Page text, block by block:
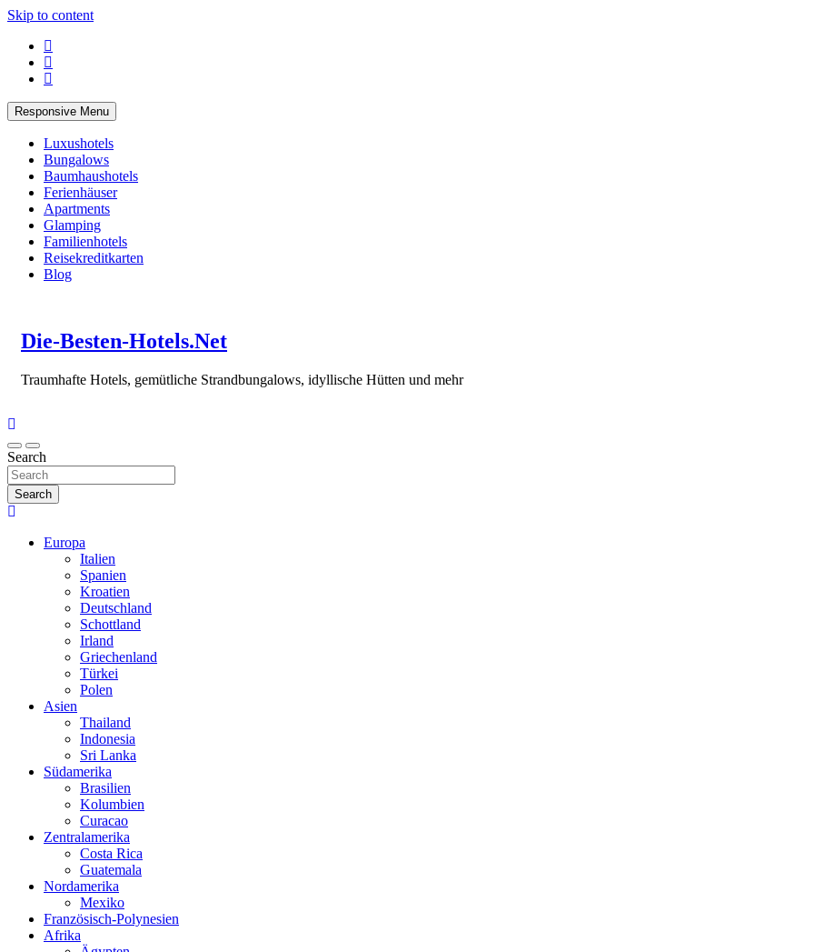
Skip to content
Responsive Menu
Luxushotels
Bungalows
Baumhaushotels
Ferienhäuser
Apartments
Glamping
Familienhotels
Reisekreditkarten
Blog
Die-Besten-Hotels.Net
Traumhafte Hotels, gemütliche Strandbungalows, idyllische Hütten und mehr
Search
Search
Europa
Italien
Spanien
Kroatien
Deutschland
Schottland
Irland
Griechenland
Türkei
Polen
Asien
Thailand
Indonesia
Sri Lanka
Südamerika
Brasilien
Kolumbien
Curacao
Zentralamerika
Costa Rica
Guatemala
Nordamerika
Mexiko
Französisch-Polynesien
Afrika